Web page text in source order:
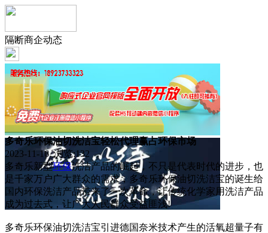
隔断商企动态
多奇乐环保油切洗洁宝轻松代理赢占环保市场
2023-11-16 浏览:132
多奇乐新型环保洗洁产品的崛起，不只是代表时代的进步，也
是千家万户广大群众的需求，多奇乐环保油切洗洁宝的诞生给
国内环保洗洁产品带来了一次革命，让传统化学家用洗洁产品
成为过去式，让广大人民群众受益匪浅!
多奇乐环保油切洗洁宝引进德国奈米技术产生的活氧超量子有